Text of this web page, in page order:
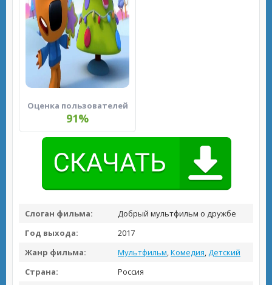
Оценка пользователей
91%
Слоган фильма:
Добрый мультфильм о дружбе
Год выхода:
2017
Жанр фильма:
Мультфильм,Комедия,Детский
Страна:
Россия